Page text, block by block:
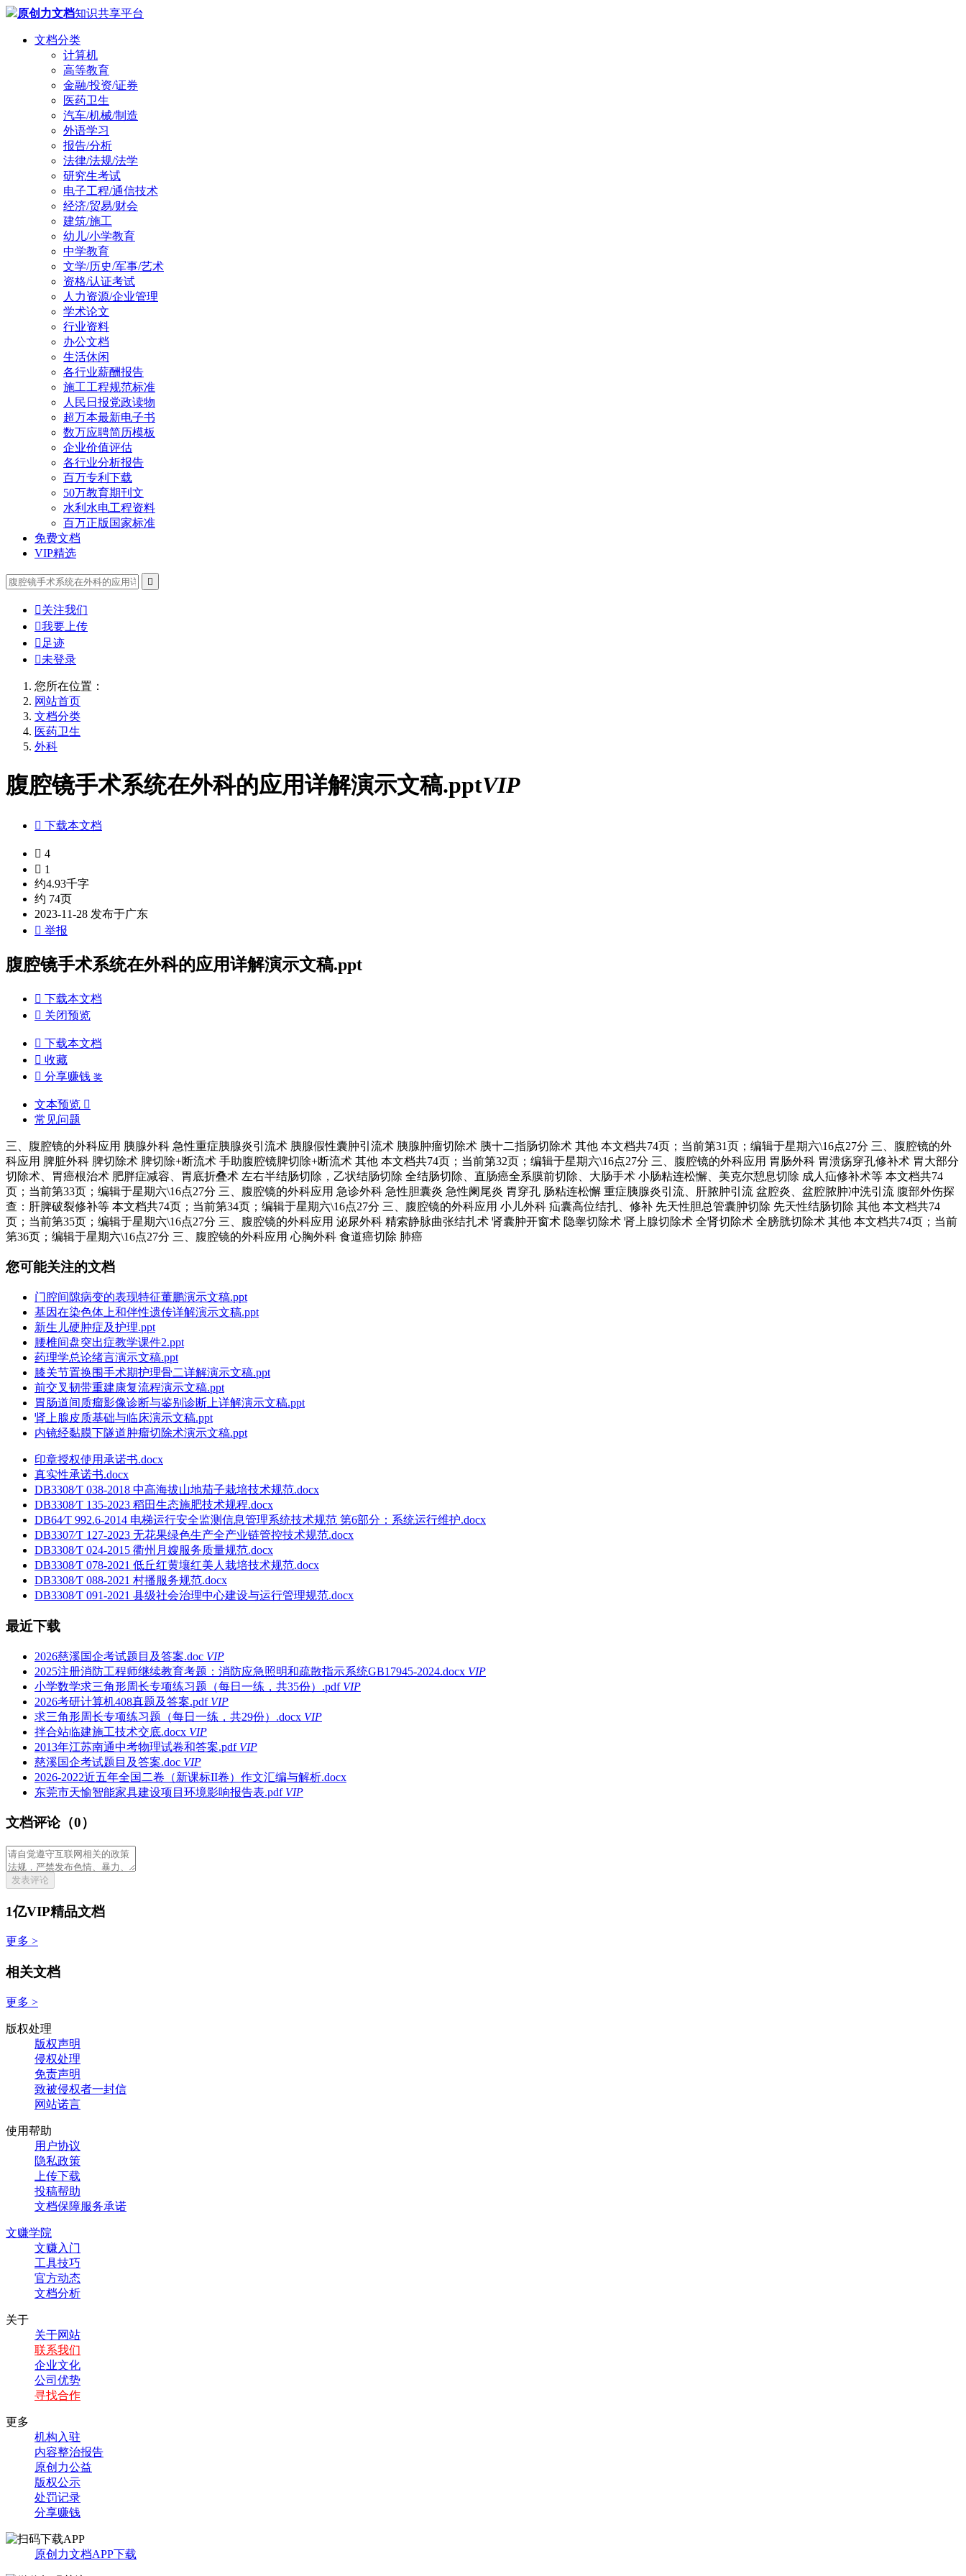
原创力文档知识共享平台
文档分类
计算机
高等教育
金融/投资/证券
医药卫生
汽车/机械/制造
外语学习
报告/分析
法律/法规/法学
研究生考试
电子工程/通信技术
经济/贸易/财会
建筑/施工
幼儿/小学教育
中学教育
文学/历史/军事/艺术
资格/认证考试
人力资源/企业管理
学术论文
行业资料
办公文档
生活休闲
各行业薪酬报告
施工工程规范标准
人民日报党政读物
超万本最新电子书
数万应聘简历模板
企业价值评估
各行业分析报告
百万专利下载
50万教育期刊文
水利水电工程资料
百万正版国家标准
免费文档
VIP精选

关注我们
我要上传
 足迹
未登录
您所在位置：
网站首页
文档分类
医药卫生
外科
腹腔镜手术系统在外科的应用详解演示文稿.pptVIP
 下载本文档
 4
 1
约4.93千字
约 74页
2023-11-28 发布于广东
 举报
腹腔镜手术系统在外科的应用详解演示文稿.ppt
 下载本文档
 关闭预览
 下载本文档
 收藏
 分享赚钱 奖
文本预览 
常见问题
三、腹腔镜的外科应用 胰腺外科 急性重症胰腺炎引流术 胰腺假性囊肿引流术 胰腺肿瘤切除术 胰十二指肠切除术 其他 本文档共74页；当前第31页；编辑于星期六\16点27分 三、腹腔镜的外
科应用 脾脏外科 脾切除术 脾切除+断流术 手助腹腔镜脾切除+断流术 其他 本文档共74页；当前第32页；编辑于星期六\16点27分 三、腹腔镜的外科应用 胃肠外科 胃溃疡穿孔修补术 胃大部分
切除术、胃癌根治术 肥胖症减容、胃底折叠术 左右半结肠切除，乙状结肠切除 全结肠切除、直肠癌全系膜前切除、大肠手术 小肠粘连松懈、美克尔憩息切除 成人疝修补术等 本文档共74
页；当前第33页；编辑于星期六\16点27分 三、腹腔镜的外科应用 急诊外科 急性胆囊炎 急性阑尾炎 胃穿孔 肠粘连松懈 重症胰腺炎引流、肝脓肿引流 盆腔炎、盆腔脓肿冲洗引流 腹部外伤探
查：肝脾破裂修补等 本文档共74页；当前第34页；编辑于星期六\16点27分 三、腹腔镜的外科应用 小儿外科 疝囊高位结扎、修补 先天性胆总管囊肿切除 先天性结肠切除 其他 本文档共74
页；当前第35页；编辑于星期六\16点27分 三、腹腔镜的外科应用 泌尿外科 精索静脉曲张结扎术 肾囊肿开窗术 隐睾切除术 肾上腺切除术 全肾切除术 全膀胱切除术 其他 本文档共74页；当前
第36页；编辑于星期六\16点27分 三、腹腔镜的外科应用 心胸外科 食道癌切除 肺癌
您可能关注的文档
门腔间隙病变的表现特征董鹏演示文稿.ppt
基因在染色体上和伴性遗传详解演示文稿.ppt
新生儿硬肿症及护理.ppt
腰椎间盘突出症教学课件2.ppt
药理学总论绪言演示文稿.ppt
膝关节置换围手术期护理骨二详解演示文稿.ppt
前交叉韧带重建康复流程演示文稿.ppt
胃肠道间质瘤影像诊断与鉴别诊断上详解演示文稿.ppt
肾上腺皮质基础与临床演示文稿.ppt
内镜经黏膜下隧道肿瘤切除术演示文稿.ppt
印章授权使用承诺书.docx
真实性承诺书.docx
DB3308∕T 038-2018 中高海拔山地茄子栽培技术规范.docx
DB3308∕T 135-2023 稻田生态施肥技术规程.docx
DB64∕T 992.6-2014 电梯运行安全监测信息管理系统技术规范 第6部分：系统运行维护.docx
DB3307∕T 127-2023 无花果绿色生产全产业链管控技术规范.docx
DB3308∕T 024-2015 衢州月嫂服务质量规范.docx
DB3308∕T 078-2021 低丘红黄壤红美人栽培技术规范.docx
DB3308∕T 088-2021 村播服务规范.docx
DB3308∕T 091-2021 县级社会治理中心建设与运行管理规范.docx
最近下载
2026慈溪国企考试题目及答案.doc VIP
2025注册消防工程师继续教育考题：消防应急照明和疏散指示系统GB17945-2024.docx VIP
小学数学求三角形周长专项练习题（每日一练，共35份）.pdf VIP
2026考研计算机408真题及答案.pdf VIP
求三角形周长专项练习题（每日一练，共29份）.docx VIP
拌合站临建施工技术交底.docx VIP
2013年江苏南通中考物理试卷和答案.pdf VIP
慈溪国企考试题目及答案.doc VIP
2026-2022近五年全国二卷（新课标II卷）作文汇编与解析.docx
东莞市天愉智能家具建设项目环境影响报告表.pdf VIP
文档评论（0）
发表评论
1亿VIP精品文档
更多 >
相关文档
更多 >
版权处理
版权声明
侵权处理
免责声明
致被侵权者一封信
网站诺言
使用帮助
用户协议
隐私政策
上传下载
投稿帮助
文档保障服务承诺
文赚学院
文赚入门
工具技巧
官方动态
文档分析
关于
关于网站
联系我们
企业文化
公司优势
寻找合作
更多
机构入驻
内容整治报告
原创力公益
版权公示
处罚记录
分享赚钱
原创力文档APP下载